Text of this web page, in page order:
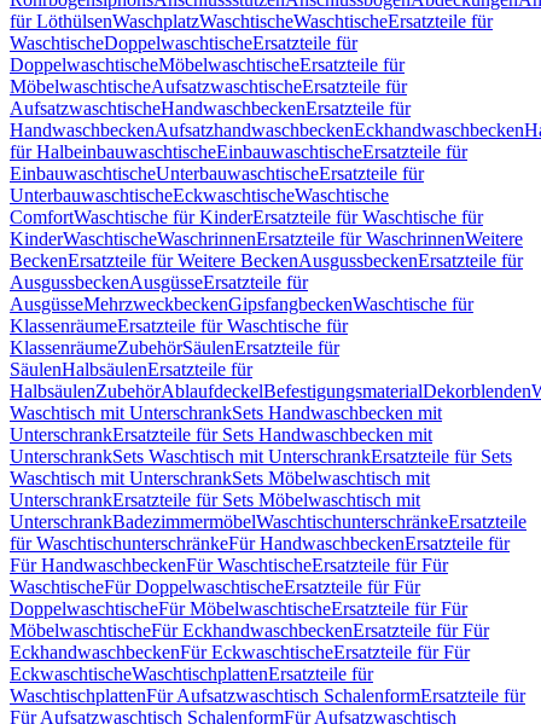
für LöthülsenWaschplatzWaschtischeWaschtischeErsatzteile für
WaschtischeDoppelwaschtischeErsatzteile für
DoppelwaschtischeMöbelwaschtischeErsatzteile für
MöbelwaschtischeAufsatzwaschtischeErsatzteile für
AufsatzwaschtischeHandwaschbeckenErsatzteile für
HandwaschbeckenAufsatzhandwaschbeckenEckhandwaschbecken
für HalbeinbauwaschtischeEinbauwaschtischeErsatzteile für
EinbauwaschtischeUnterbauwaschtischeErsatzteile für
UnterbauwaschtischeEckwaschtischeWaschtische
ComfortWaschtische für KinderErsatzteile für Waschtische für
KinderWaschtischeWaschrinnenErsatzteile für WaschrinnenWeitere
BeckenErsatzteile für Weitere BeckenAusgussbeckenErsatzteile für
AusgussbeckenAusgüsseErsatzteile für
AusgüsseMehrzweckbeckenGipsfangbeckenWaschtische für
KlassenräumeErsatzteile für Waschtische für
KlassenräumeZubehörSäulenErsatzteile für
SäulenHalbsäulenErsatzteile für
HalbsäulenZubehörAblaufdeckelBefestigungsmaterialDekorblenden
Waschtisch mit UnterschrankSets Handwaschbecken mit
UnterschrankErsatzteile für Sets Handwaschbecken mit
UnterschrankSets Waschtisch mit UnterschrankErsatzteile für Sets
Waschtisch mit UnterschrankSets Möbelwaschtisch mit
UnterschrankErsatzteile für Sets Möbelwaschtisch mit
UnterschrankBadezimmermöbelWaschtischunterschränkeErsatzteile
für WaschtischunterschränkeFür HandwaschbeckenErsatzteile für
Für HandwaschbeckenFür WaschtischeErsatzteile für Für
WaschtischeFür DoppelwaschtischeErsatzteile für Für
DoppelwaschtischeFür MöbelwaschtischeErsatzteile für Für
MöbelwaschtischeFür EckhandwaschbeckenErsatzteile für Für
EckhandwaschbeckenFür EckwaschtischeErsatzteile für Für
EckwaschtischeWaschtischplattenErsatzteile für
WaschtischplattenFür Aufsatzwaschtisch SchalenformErsatzteile für
Für Aufsatzwaschtisch SchalenformFür Aufsatzwaschtisch